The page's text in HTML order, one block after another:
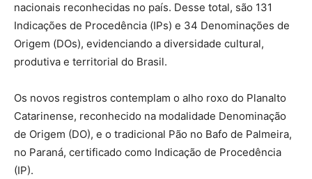
nacionais reconhecidas no país. Desse total, são 131
Indicações de Procedência (IPs) e 34 Denominações de
Origem (DOs), evidenciando a diversidade cultural,
produtiva e territorial do Brasil.
Os novos registros contemplam o alho roxo do Planalto
Catarinense, reconhecido na modalidade Denominação
de Origem (DO), e o tradicional Pão no Bafo de Palmeira,
no Paraná, certificado como Indicação de Procedência
(IP).